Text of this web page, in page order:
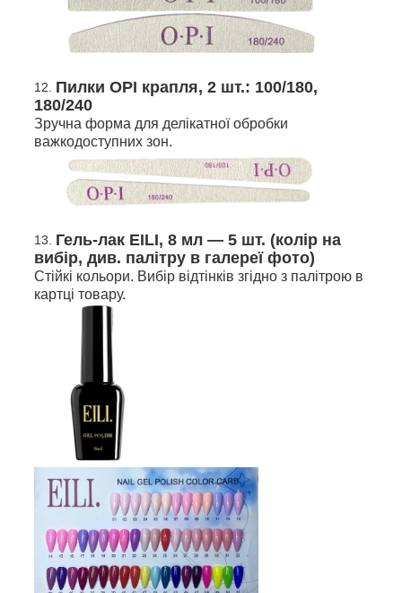
Пилки OPI крапля, 2 шт.: 100/180,
180/240
Зручна форма для делікатної обробки
важкодоступних зон.
Гель-лак EILI, 8 мл — 5 шт. (колір на
вибір, див. палітру в галереї фото)
Стійкі кольори. Вибір відтінків згідно з палітрою в
картці товару.